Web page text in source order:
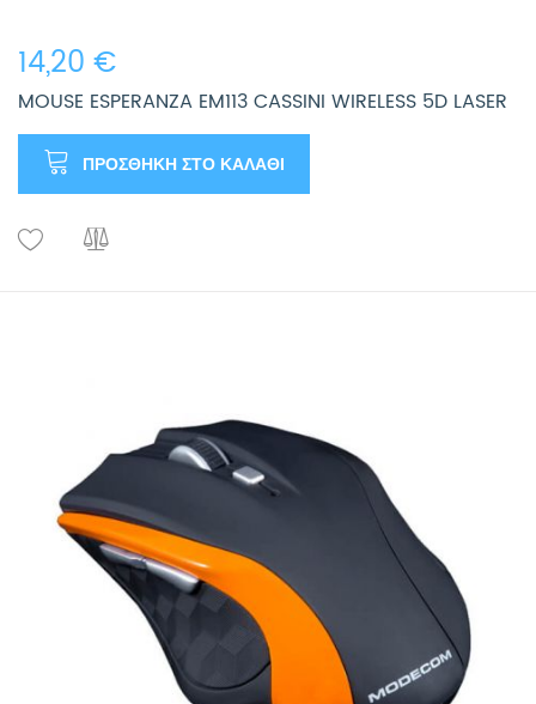
14,20 €
MOUSE ESPERANZA EM113 CASSINI WIRELESS 5D LASER
ΠΡΟΣΘΉΚΗ ΣΤΟ ΚΑΛΆΘΙ